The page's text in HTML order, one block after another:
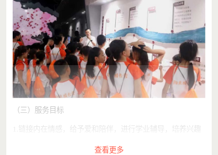
（三）服务目标
1.链接内在情感，给予爱和陪伴，进行学业辅导，培养兴趣
查看更多